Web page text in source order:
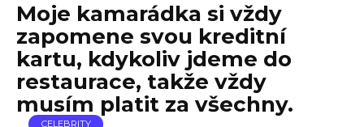
Moje kamarádka si vždy
zapomene svou kreditní
kartu, kdykoliv jdeme do
restaurace, takže vždy
musím platit za všechny.
CELEBRITY